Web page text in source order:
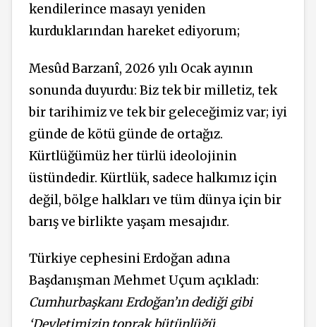
kendilerince masayı yeniden
kurduklarından hareket ediyorum;
Mesûd Barzanî, 2026 yılı Ocak ayının
sonunda duyurdu: Biz tek bir milletiz, tek
bir tarihimiz ve tek bir geleceğimiz var; iyi
günde de kötü günde de ortağız.
Kürtlüğümüz her türlü ideolojinin
üstündedir. Kürtlük, sadece halkımız için
değil, bölge halkları ve tüm dünya için bir
barış ve birlikte yaşam mesajıdır.
Türkiye cephesini Erdoğan adına
Başdanışman Mehmet Uçum açıkladı:
Cumhurbaşkanı Erdoğan’ın dediği gibi